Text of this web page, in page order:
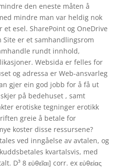
den eneste måten å
mindre man var heldig nok
esel. SharePoint og OneDrive
Site er et samhandlingsrom
rundt innhold,
Websida er felles for
og adressa er Web-ansvarleg
gjer ein god jobb for å få ut
på bedehuset , samt
erotiske tegninger erotikk
greie å betale for
koster disse ressursene?
ved inngåelse av avtalen, og
kvartalsvis, med
D³ 8 εὐθεῖαι] corr. ex εὐθείας